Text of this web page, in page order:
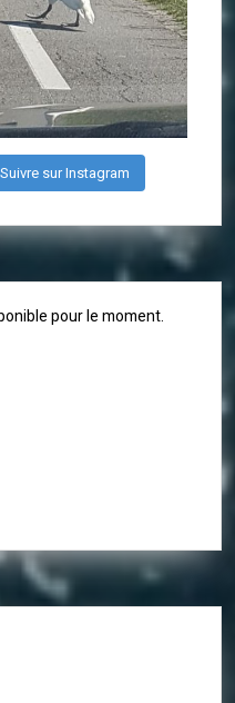
Suivre sur Instagram
pour le moment.